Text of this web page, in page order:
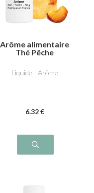
Arôme alimentaire
Thé Pêche
Liquide - Arôme
6.32 €